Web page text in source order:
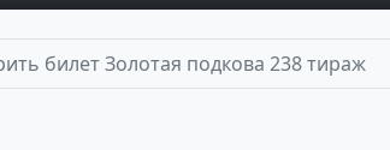
билет Золотая подкова 238 тираж